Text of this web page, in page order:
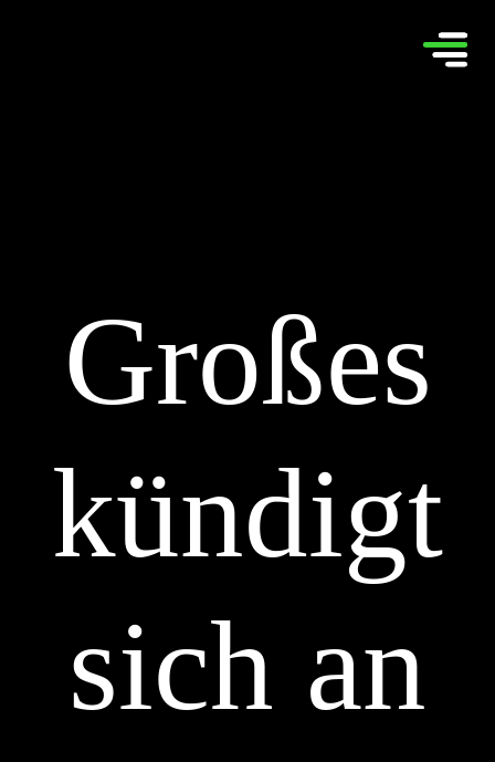
Großes
kündigt
sich an